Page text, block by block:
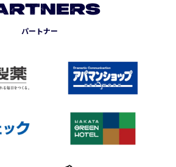
パートナー